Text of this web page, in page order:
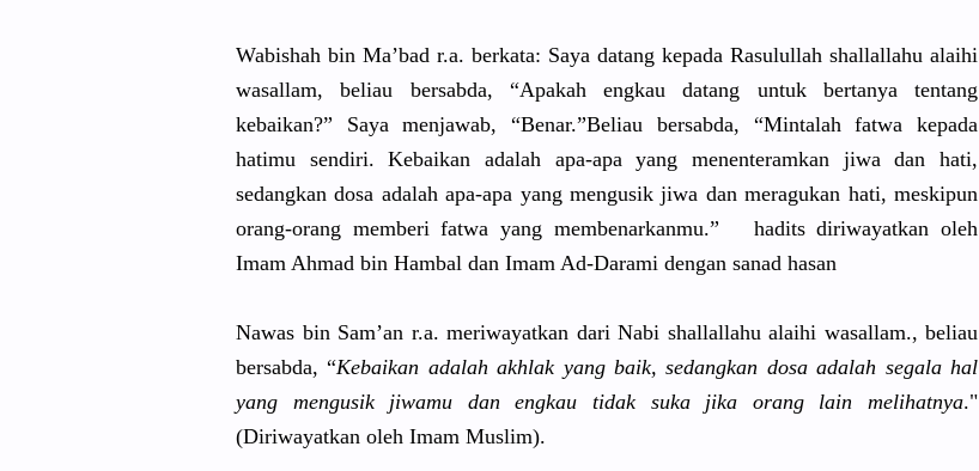
Wabishah bin Ma’bad r.a. berkata: Saya datang kepada Rasulullah shallallahu alaihi
wasallam, beliau bersabda, “Apakah engkau datang untuk bertanya tentang
kebaikan?” Saya menjawab, “Benar.”Beliau bersabda, “Mintalah fatwa kepada
hatimu sendiri. Kebaikan adalah apa-apa yang menenteramkan jiwa dan hati,
sedangkan dosa adalah apa-apa yang mengusik jiwa dan meragukan hati, meskipun
orang-orang memberi fatwa yang membenarkanmu.” hadits diriwayatkan oleh
Imam Ahmad bin Hambal dan Imam Ad-Darami dengan sanad hasan
Nawas bin Sam’an r.a. meriwayatkan dari Nabi shallallahu alaihi wasallam., beliau
bersabda, “Kebaikan adalah akhlak yang baik, sedangkan dosa adalah segala hal
yang mengusik jiwamu dan engkau tidak suka jika orang lain melihatnya."
(Diriwayatkan oleh Imam Muslim).